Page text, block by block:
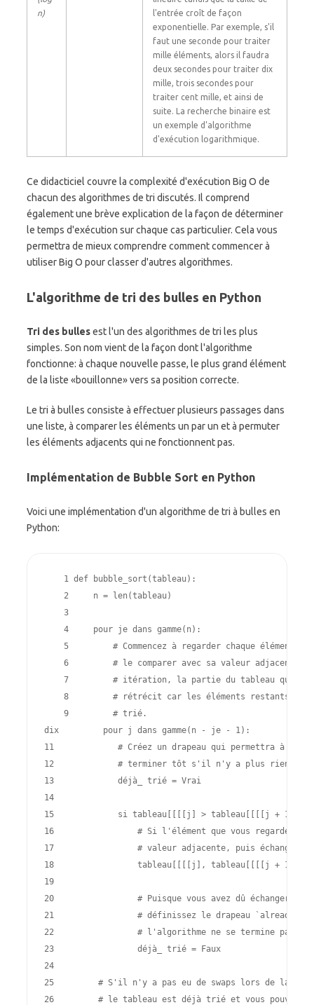
n)
l'entrée croît de façon
exponentielle. Par exemple, s'il
faut une seconde pour traiter
mille éléments, alors il faudra
deux secondes pour traiter dix
mille, trois secondes pour
traiter cent mille, et ainsi de
suite. La recherche binaire est
un exemple d'algorithme
d'exécution logarithmique.
Ce didacticiel couvre la complexité d'exécution Big O de
chacun des algorithmes de tri discutés. Il comprend
également une brève explication de la façon de déterminer
le temps d'exécution sur chaque cas particulier. Cela vous
permettra de mieux comprendre comment commencer à
utiliser Big O pour classer d'autres algorithmes.
L'algorithme de tri des bulles en Python
Tri des bullesest l'un des algorithmes de tri les plus
simples. Son nom vient de la façon dont l'algorithme
fonctionne: à chaque nouvelle passe, le plus grand élément
de la liste «bouillonne» vers sa position correcte.
Le tri à bulles consiste à effectuer plusieurs passages dans
une liste, à comparer les éléments un par un et à permuter
les éléments adjacents qui ne fonctionnent pas.
Implémentation de Bubble Sort en Python
Voici une implémentation d'un algorithme de tri à bulles en
Python:
    1
def bubble_sort (tableau):
    2
n = len(tableau)
    3
    4
pour je dans gamme( n):
    5
# Commencez à regarder chaque élément
    6
# le comparer avec sa valeur adjacente.
    7
# itération, la partie du tableau que
    8
# rétrécit car les éléments restants ont
    9
# trié.
dix
pour j dans gamme( n - je - 1):
11
# Créez un drapeau qui permettra à la
12
# terminer tôt s'il n'y a plus rien à
13
déjà_ trié = Vrai
14
15
si tableau j > tableau j + 1
16
# Si l'élément que vous regardez
17
# valeur adjacente, puis échangez-
18
tableau j ], tableau j + 1
19
20
# Puisque vous avez dû échanger
21
# définissez le drapeau
22
# l'algorithme ne se termine pas
23
déjà_ trié =
Faux
24
25
# S'il n'y a pas eu de swaps lors de la
26
# le tableau est déjà trié et vous pouvez